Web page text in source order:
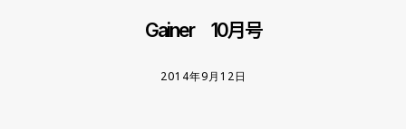
Gainer 10月号
2014年9月12日